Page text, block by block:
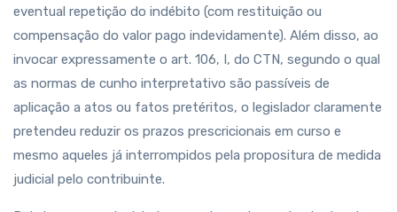
eventual repetição do indébito (com restituição ou
compensação do valor pago indevidamente). Além disso, ao
invocar expressamente o art. 106, I, do CTN, segundo o qual
as normas de cunho interpretativo são passíveis de
aplicação a atos ou fatos pretéritos, o legislador claramente
pretendeu reduzir os prazos prescricionais em curso e
mesmo aqueles já interrompidos pela propositura de medida
judicial pelo contribuinte.